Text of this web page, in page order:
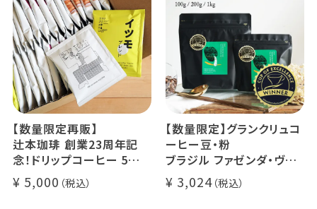
【数量限定再販】
辻本珈琲 創業23周年記
念！ドリップコーヒー 5種
50杯セット
アニバーサリーブレンド（コ
5,000
【数量限定】グランクリュコ
ーヒー豆・粉
ブラジル ファゼンダ・ヴァ
レ・ド・クリスタル（100g /
200g / 1kg）
3,024